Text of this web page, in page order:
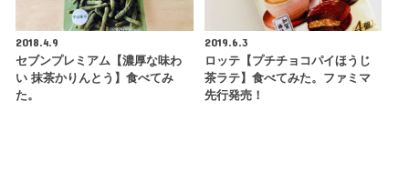
2018.4.9
セブンプレミアム【濃厚な味わ
い 抹茶かりんとう】食べてみ
た。
2019.6.3
ロッテ【プチチョコパイほうじ
茶ラテ】食べてみた。ファミマ
先行発売！